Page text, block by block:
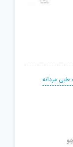
مردانه